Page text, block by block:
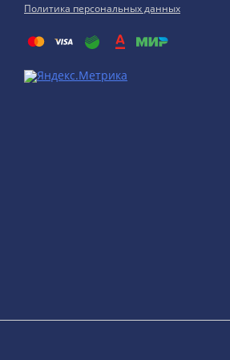
Политика персональных данных